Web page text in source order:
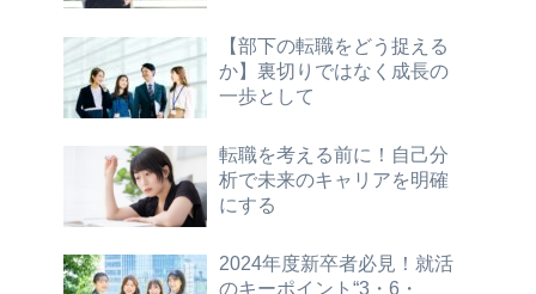
【部下の転職をどう捉える
か】裏切りではなく成長の
一歩として
転職を考える前に！自己分
析で未来のキャリアを明確
にする
2024年度新卒者必見！就活
のキーポイント“3・6・